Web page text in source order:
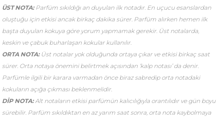
ÜST NOTA:Parfüm sıkıldığı an duyulan ilk notadır. En uçucu esanslardan
oluştuğu için etkisi ancak birkaç dakika sürer. Parfüm alırken hemen ilk
başta duyulan kokuya göre yorum yapmamak gerekir. Üst notalarda,
keskin ve çabuk buharlaşan kokular kullanılır.
ORTA NOTA: Üst notalar yok olduğunda ortaya çıkar ve etkisi birkaç saat
sürer. Orta notaya önemini belirtmek açısından ‘kalp notası’ da denir.
Parfümle ilgili bir karara varmadan önce biraz sabredip orta notadaki
kokuların açığa çıkması beklenmelidir.
DİP NOTA:Alt notaların etkisi parfümün kalıcılığıyla orantılıdır ve gün boyu
sürebilir. Parfüm sıkıldıktan en az yarım saat sonra, orta nota kaybolmaya